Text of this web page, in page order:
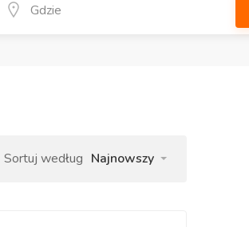
Sortuj według Najnowszy